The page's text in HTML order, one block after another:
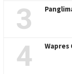
3
4